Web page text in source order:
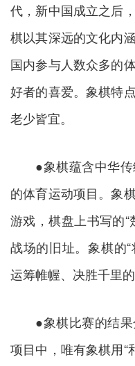
代，新中国成立之后
棋以其深远的文化内
国内参与人数众多的
好者的喜爱。象棋特
老少皆宜。
●象棋蕴含中华
的体育运动项目。象
游戏，棋盘上书写的
战场的旧址。象棋的“
运筹帷幄、决胜千里的
●象棋比赛的结
项目中，唯有象棋用“